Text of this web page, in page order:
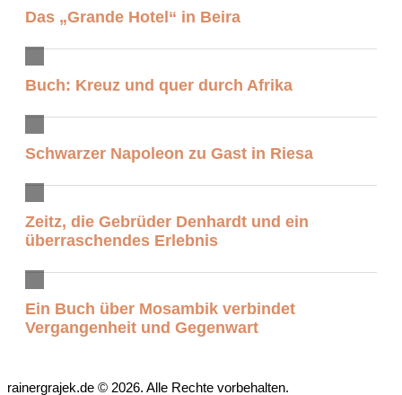
Das „Grande Hotel“ in Beira
Buch: Kreuz und quer durch Afrika
Schwarzer Napoleon zu Gast in Riesa
Zeitz, die Gebrüder Denhardt und ein
überraschendes Erlebnis
Ein Buch über Mosambik verbindet
Vergangenheit und Gegenwart
rainergrajek.de © 2026. Alle Rechte vorbehalten.